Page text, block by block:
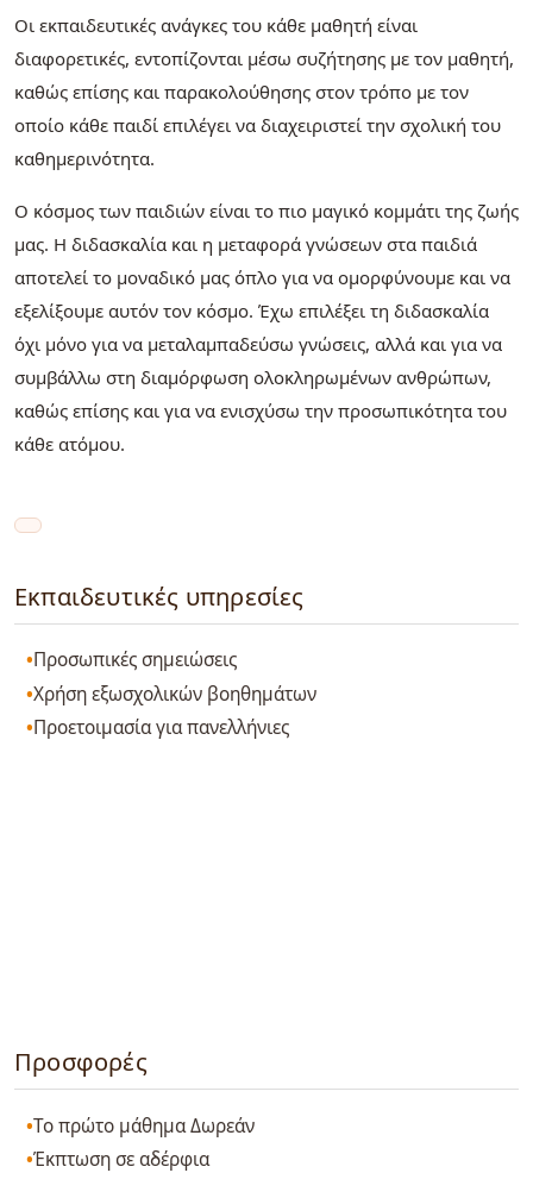
Οι εκπαιδευτικές ανάγκες του κάθε μαθητή είναι
διαφορετικές, εντοπίζονται μέσω συζήτησης με τον μαθητή,
καθώς επίσης και παρακολούθησης στον τρόπο με τον
οποίο κάθε παιδί επιλέγει να διαχειριστεί την σχολική του
καθημερινότητα.
Ο κόσμος των παιδιών είναι το πιο μαγικό κομμάτι της ζωής
μας. Η διδασκαλία και η μεταφορά γνώσεων στα παιδιά
αποτελεί το μοναδικό μας όπλο για να ομορφύνουμε και να
εξελίξουμε αυτόν τον κόσμο. Έχω επιλέξει τη διδασκαλία
όχι μόνο για να μεταλαμπαδεύσω γνώσεις, αλλά και για να
συμβάλλω στη διαμόρφωση ολοκληρωμένων ανθρώπων,
καθώς επίσης και για να ενισχύσω την προσωπικότητα του
κάθε ατόμου.
Εκπαιδευτικές υπηρεσίες
Προσωπικές σημειώσεις
Χρήση εξωσχολικών βοηθημάτων
Προετοιμασία για πανελλήνιες
Προσφορές
Το πρώτο μάθημα Δωρεάν
Έκπτωση σε αδέρφια